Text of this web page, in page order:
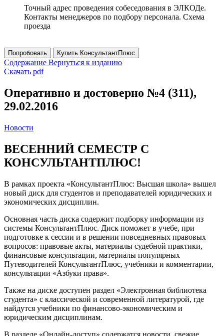
Точный адрес проведения собеседования в ЭЛКОДе.
Контакты менеджеров по подбору персонала. Схема
проезда
Попробовать Купить КонсультантПлюс
Содержание Вернуться к изданию
Скачать pdf
Оперативно и достоверно №4 (311),
29.02.2016
Новости
ВЕСЕННИЙ СЕМЕСТР С
КОНСУЛЬТАНТПЛЮС!
В рамках проекта «КонсультантПлюс: Высшая школа» вышел
новый диск для студентов и преподавателей юридических и
экономических дисциплин.
Основная часть диска содержит подборку информации из
системы КонсультантПлюс. Диск поможет в учебе, при
подготовке к сессии и в решении повседневных правовых
вопросов: правовые акты, материалы судебной практики,
финансовые консультации, материалы популярных
Путеводителей КонсультантПлюс, учебники и комментарии,
консультации «Азбуки права».
Также на диске доступен раздел «Электронная библиотека
студента» с классической и современной литературой, где
найдутся учебники по финансово-экономическим и
юридическим дисциплинам.
В разделе «Онлайн-доступ» содержатся новости, свежие